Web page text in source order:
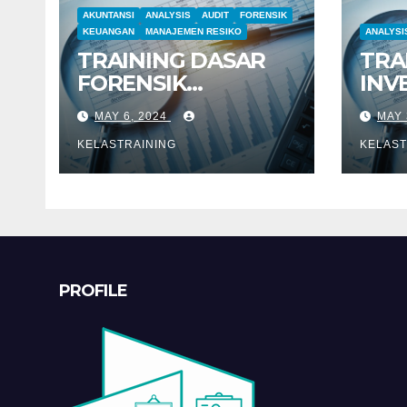
AKUNTANSI ANALYSIS AUDIT
FORENSIK
KEUANGAN
MANAJEMEN RESIKO
TRAINING DASAR
FORENSIK
AKUNTANSI
MAY 6, 2024
KELASTRAINING
PROFILE